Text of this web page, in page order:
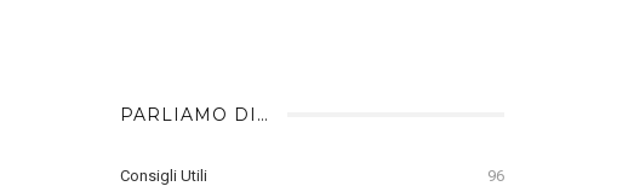
PARLIAMO DI…
Consigli Utili 96